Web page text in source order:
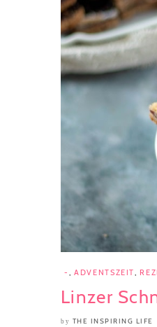
- , ADVENTSZEIT,
Linzer
by THE INSPIRING LIFE